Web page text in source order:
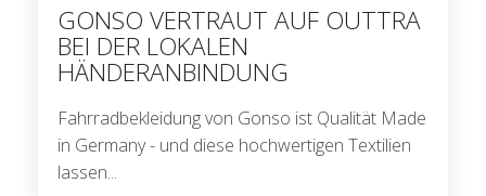
GONSO VERTRAUT AUF OUTTRA
BEI DER LOKALEN
HÄNDERANBINDUNG
Fahrradbekleidung von Gonso ist Qualität Made
in Germany - und diese hochwertigen Textilien
lassen...